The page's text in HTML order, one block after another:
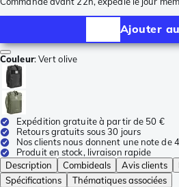
Ajouter
Couleur:Vert olive
Expédition gratuite à partir de 50 €
Retours gratuits sous 30 jours
Nos clients nous donnent une note de
Produit en stock, livraison rapide
Description
Combideals Avis clients
Spécifications
Thématiques associées